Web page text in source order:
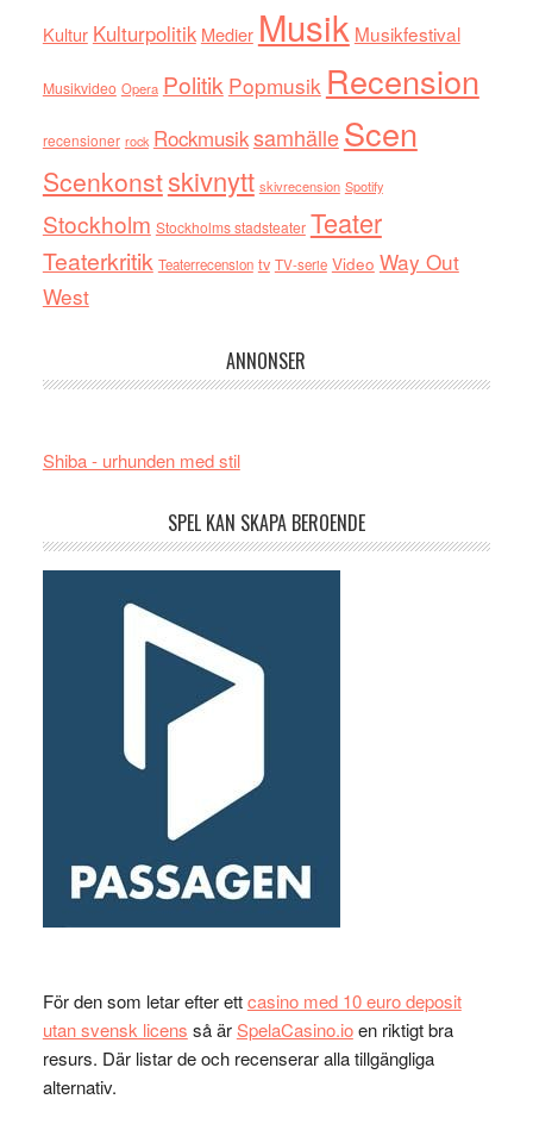
Kultur Kulturpolitik Medier Musik Musikfestival
Musikvideo Opera Politik Popmusik Recension
recensioner rock RockmusiksamhälleScen
Scenkonstskivnytt skivrecension Spotify
Stockholm Stockholms stadsteater Teater
Teaterkritik Teaterrecension tv TV-serie Video Way Out
West
ANNONSER
Shiba - urhunden med stil
SPEL KAN SKAPA BEROENDE
För den som letar efter ettcasino med 10 euro deposit
utan svensk licens så ärSpelaCasino.ioen riktigt bra
resurs. Där listar de och recenserar alla tillgängliga
alternativ.